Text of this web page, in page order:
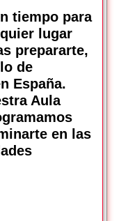
tiempo para
lugar
prepararte,
de
España.
Aula
en las